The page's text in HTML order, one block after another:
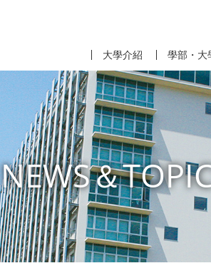
大學介紹 學部・大
NEWS＆